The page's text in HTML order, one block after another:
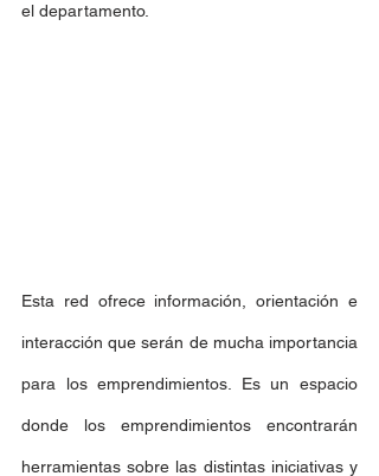
el departamento.
Esta red ofrece información, orientación e
interacción que serán de mucha importancia
para los emprendimientos. Es un espacio
donde los emprendimientos encontrarán
herramientas sobre las distintas iniciativas y